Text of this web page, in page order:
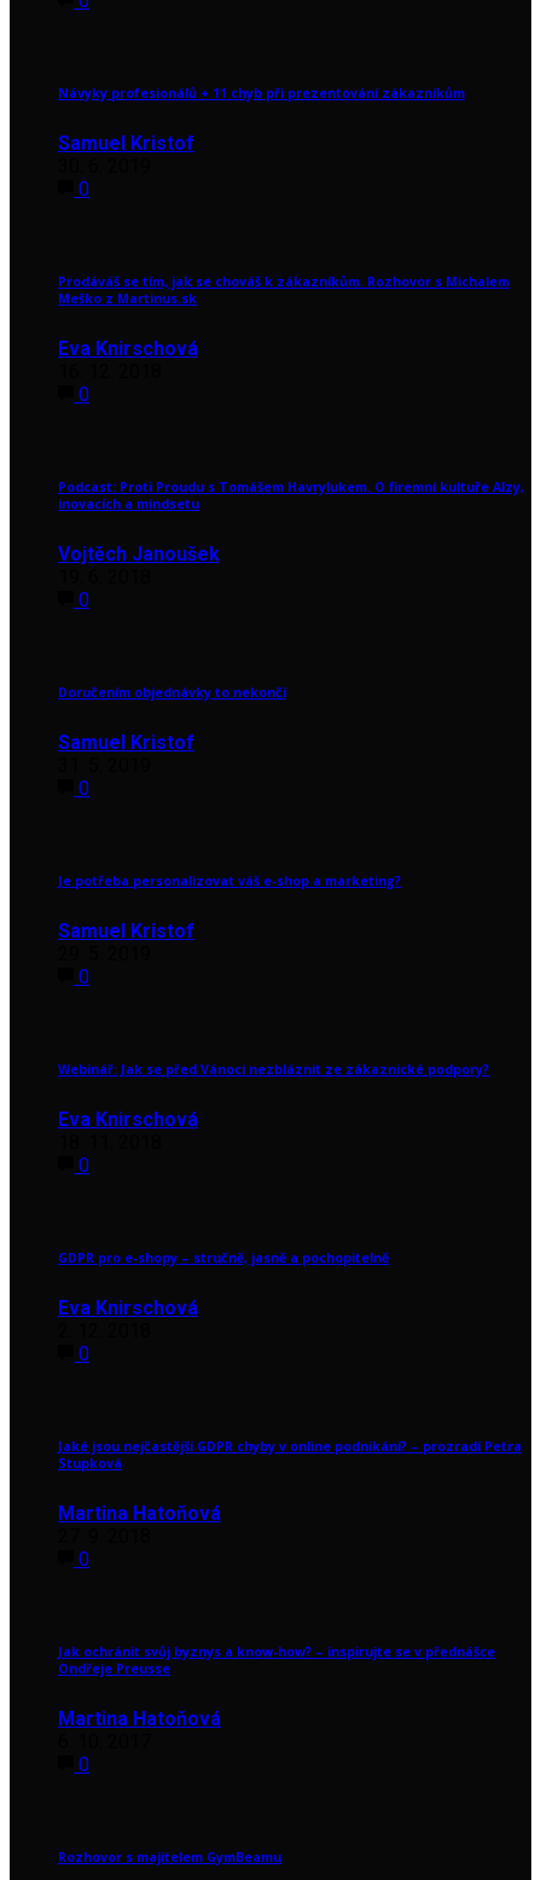
Návyky profesionálů + 11 chyb při prezentování zákazníkům
Samuel Kristof
0
Prodáváš se tím, jak se chováš k zákazníkům. Rozhovor s Michalem
Meško z Martinus.sk
Eva Knirschová
0
Podcast: Proti Proudu s Tomášem Havrylukem. O firemní kultuře Alzy,
inovacích a mindsetu
Vojtěch Janoušek
0
Doručením objednávky to nekončí
Samuel Kristof
0
Je potřeba personalizovat váš e-shop a marketing?
Samuel Kristof
0
Webinář: Jak se před Vánoci nezbláznit ze zákaznické podpory?
Eva Knirschová
0
GDPR pro e-shopy – stručně, jasně a pochopitelně
Eva Knirschová
0
Jaké jsou nejčastější GDPR chyby v online podnikání? – prozradí Petra
Stupková
Martina Hatoňová
0
Jak ochránit svůj byznys a know-how? – inspirujte se v přednášce
Ondřeje Preusse
Martina Hatoňová
0
Rozhovor s majitelem GymBeamu